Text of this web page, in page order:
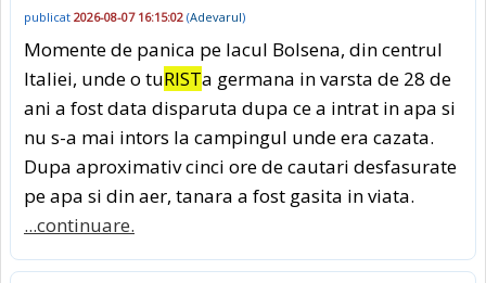
publicat 2026-08-07 16:15:02 (Adevarul)
Momente de panica pe lacul Bolsena, din centrul
Italiei, unde o tuRISTa germana in varsta de 28 de
ani a fost data disparuta dupa ce a intrat in apa si
nu s-a mai intors la campingul unde era cazata.
Dupa aproximativ cinci ore de cautari desfasurate
pe apa si din aer, tanara a fost gasita in viata.
...continuare.